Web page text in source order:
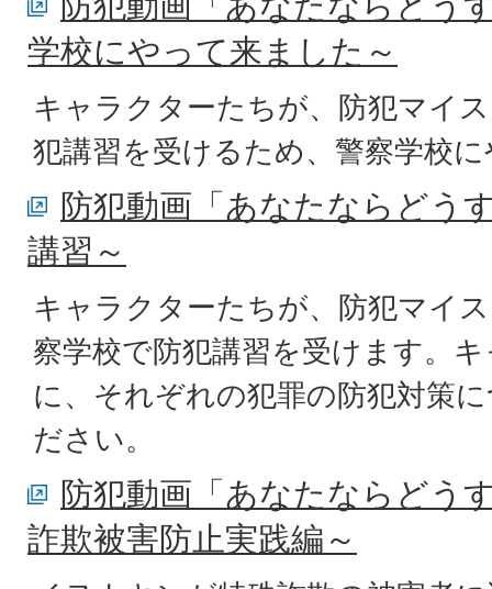
学校にやって来ました～
キャラクターたちが、防犯マイ
犯講習を受けるため、警察学校
防犯動画「あなたならどう
講習～
キャラクターたちが、防犯マイ
察学校で防犯講習を受けます。
に、それぞれの犯罪の防犯対策
ださい。
防犯動画「あなたならどう
詐欺被害防止実践編～